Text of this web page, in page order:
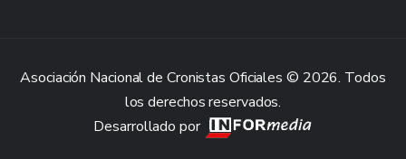
Asociación Nacional de Cronistas Oficiales © 2026. Todos
los derechos reservados.
Desarrollado por